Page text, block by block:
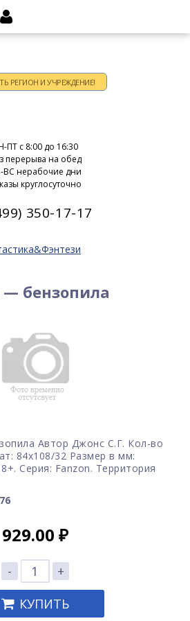
РЕГИОН И УЧРЕЖДЕНИЕ!
ПТ c 8:00 до 16:30
перерыва на обед
ВС нерабочие дни
круглосуточно
350-17-17
бензопила
Автор Джонс С.Г. Кол-во
84x108/32 Размер в мм:
Серия: Fanzon. Территория
929.00 ₽
-
+
КУПИТЬ